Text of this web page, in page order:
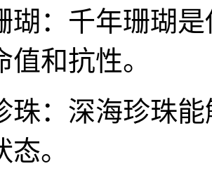
瑚：千年珊瑚
值和抗性。
珠：深海珍珠
。